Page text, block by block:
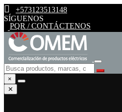
+573123513148
SÍGUENOS
PQR / CONTÁCTENOS
×
✕